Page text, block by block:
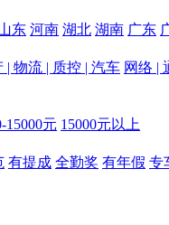
东 河南 湖北 湖南 广东
| 物流 | 质控 | 汽车 网络 |
15000元 15000元以上
有提成 全勤奖 有年假 专